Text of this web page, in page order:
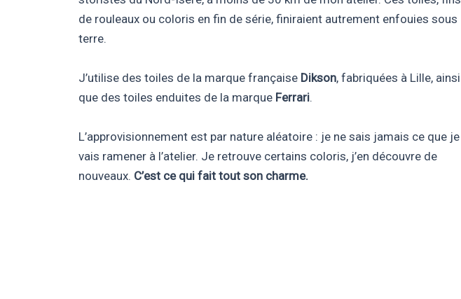
de rouleaux ou coloris en fin de série, finiraient autrement enfouies sous
terre.
J’utilise des toiles de la marque française Dikson, fabriquées à Lille, ainsi
que des toiles enduites de la marque Ferrari.
L’approvisionnement est par nature aléatoire : je ne sais jamais ce que je
vais ramener à l’atelier. Je retrouve certains coloris, j’en découvre de
nouveaux. C’est ce qui fait tout son charme.